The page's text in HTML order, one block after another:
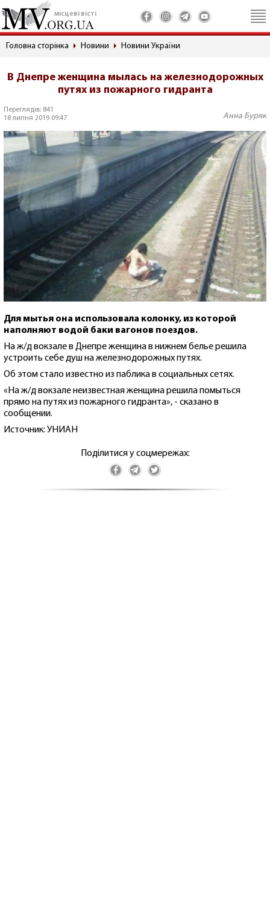
місцеві вісті
Головна сторінка Новини Новини України
В Днепре женщина мылась на железнодорожных
путях из пожарного гидранта
Переглядів: 841
18 липня 2019 09:47
Анна Буряк
Для мытья она использовала колонку, из которой
наполняют водой баки вагонов поездов.
На ж/д вокзале в Днепре женщина в нижнем белье решила
устроить себе душ на железнодорожных путях.
Об этом стало известно из паблика в социальных сетях.
«На ж/д вокзале неизвестная женщина решила помыться
прямо на путях из пожарного гидранта», - сказано в
сообщении.
Источник: УНИАН
Поділитися у соцмережах: